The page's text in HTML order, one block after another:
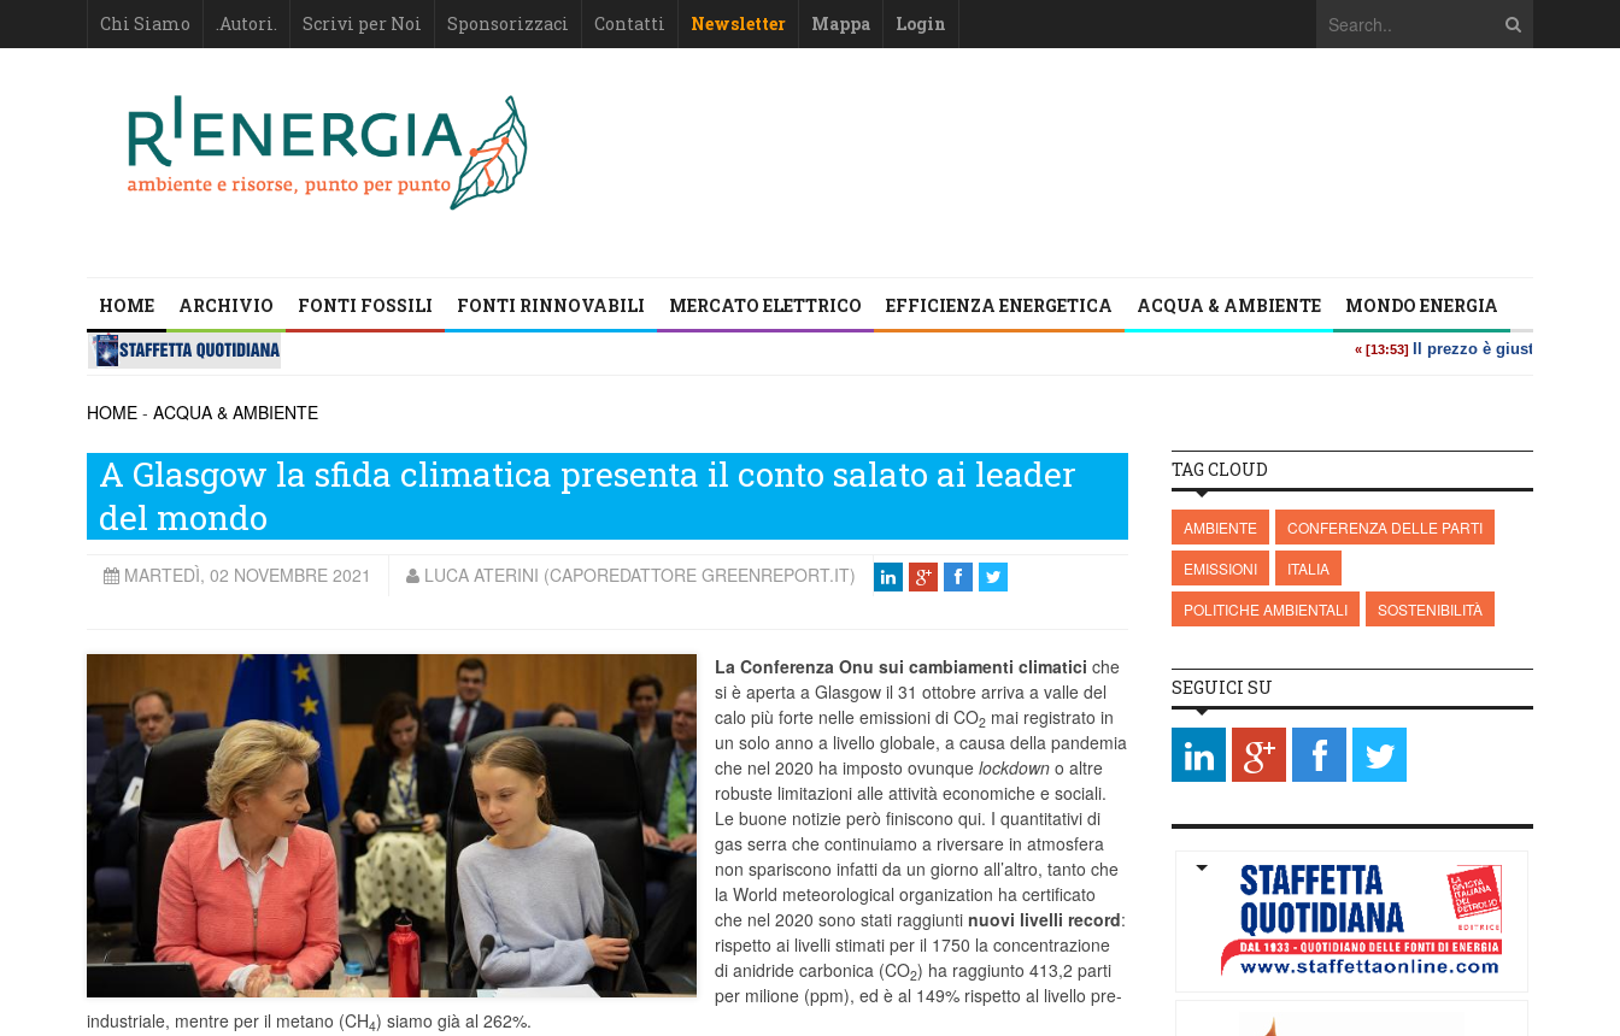
Chi Siamo .Autori. Scrivi per Noi Sponsorizzaci Contatti Newsletter Mappa Login
HOME ARCHIVIO FONTI FOSSILI FONTI RINNOVABILI MERCATO ELETTRICO EFFICIENZA ENERGETICA ACQUA & AMBIENTE MONDO ENERGIA
HOME - ACQUA & AMBIENTE
A Glasgow la sfida climatica presenta il conto salato ai leader
del mondo
MARTEDÌ, 02 NOVEMBRE 2021 LUCA ATERINI (CAPOREDATTORE GREENREPORT.IT)
La Conferenza Onu sui cambiamenti climatici che
si è aperta a Glasgow il 31 ottobre arriva a valle del
calo più forte nelle emissioni di CO2 mai registrato in
un solo anno a livello globale, a causa della pandemia
che nel 2020 ha imposto ovunquelockdown o altre
robuste limitazioni alle attività economiche e sociali.
Le buone notizie però finiscono qui. I quantitativi di
gas serra che continuiamo a riversare in atmosfera
non spariscono infatti da un giorno all’altro, tanto che
la World meteorological organization ha certificato
che nel 2020 sono stati raggiunti nuovi livelli record:
rispetto ai livelli stimati per il 1750 la concentrazione
di anidride carbonica (CO2) ha raggiunto 413,2 parti
per milione (ppm), ed è al 149% rispetto al livello pre-
industriale, mentre per il metano (CH4) siamo già al 262%.
TAG CLOUD
AMBIENTE
CONFERENZA DELLE PARTI
EMISSIONI
ITALIA
POLITICHE AMBIENTALI
SOSTENIBILITÀ
SEGUICI SU